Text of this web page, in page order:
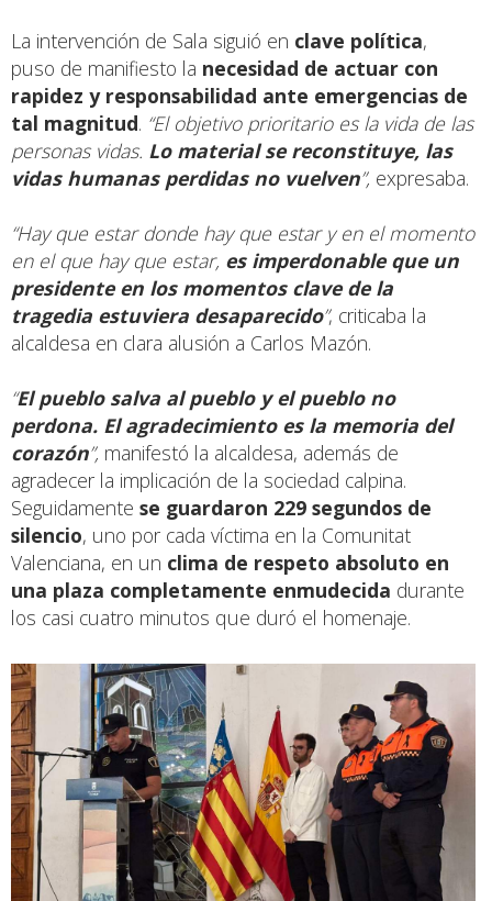
La intervención de Sala siguió en clave política,
puso de manifiesto la necesidad de actuar con
rapidez y responsabilidad ante emergencias de
tal magnitud. “El objetivo prioritario es la vida de las
personas vidas. Lo material se reconstituye, las
vidas humanas perdidas no vuelven”, expresaba.
“Hay que estar donde hay que estar y en el momento
en el que hay que estar, es imperdonable que un
presidente en los momentos clave de la
tragedia estuviera desaparecido”, criticaba la
alcaldesa en clara alusión a Carlos Mazón.
“El pueblo salva al pueblo y el pueblo no
perdona. El agradecimiento es la memoria del
corazón”, manifestó la alcaldesa, además de
agradecer la implicación de la sociedad calpina.
Seguidamente se guardaron 229 segundos de
silencio, uno por cada víctima en la Comunitat
Valenciana, en un clima de respeto absoluto en
una plaza completamente enmudecida durante
los casi cuatro minutos que duró el homenaje.